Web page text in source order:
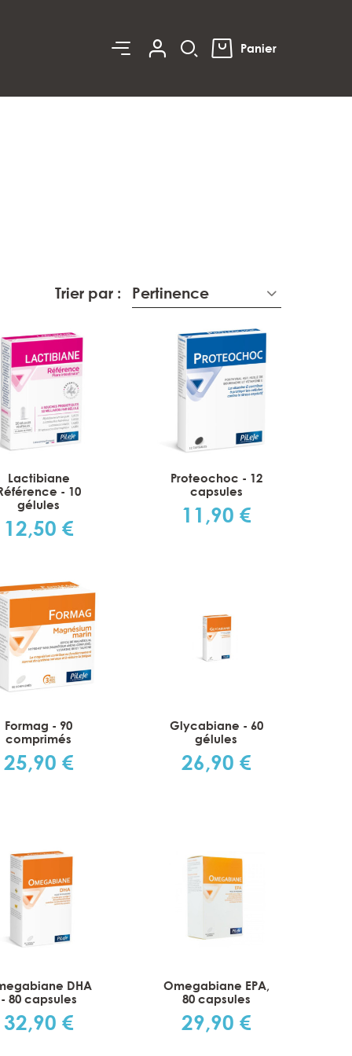
Panier
Trier par : Pertinence
Lactibiane
- 10
gélules
Prix
12,50 €
Proteochoc - 12
capsules
Prix
11,90 €
Formag - 90
comprimés
Prix
25,90 €
Glycabiane - 60
gélules
Prix
26,90 €
DHA
- 80 capsules
Prix
32,90 €
Omegabiane EPA,
80 capsules
Prix
29,90 €